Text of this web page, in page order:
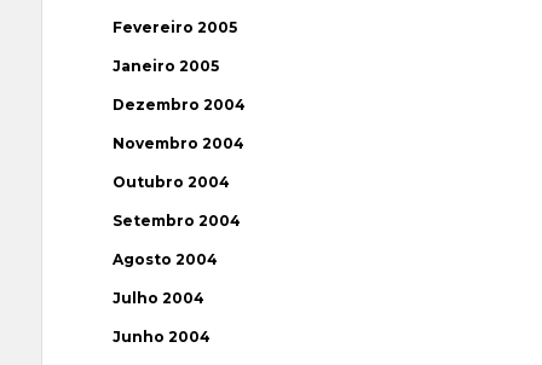
Fevereiro 2005
Janeiro 2005
Dezembro 2004
Novembro 2004
Outubro 2004
Setembro 2004
Agosto 2004
Julho 2004
Junho 2004